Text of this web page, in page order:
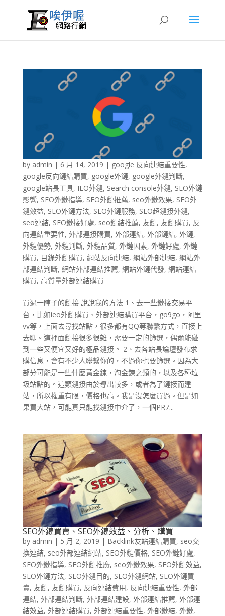
by admin | 6 月 14, 2019 | google 反向連結重要性,
google反向鏈結購買, google外鏈, google外鏈判斷,
google站長工具, IEO外鏈, Search console外鏈, SEO外鏈
影響, SEO外鏈指導, SEO外鏈推薦, seo外鏈效果, SEO外
鏈效益, SEO外鏈方法, SEO外鏈服務, SEO超鏈接外鏈,
seo連結, SEO鏈接好處, seo鏈結推薦, 友鏈, 友鏈購買, 反
向連結重要性, 外部連接購買, 外部連結, 外部鏈結, 外鏈,
外鏈優勢, 外鏈判斷, 外鏈品質, 外鏈因素, 外鏈好處, 外鏈
購買, 目錄外鏈購買, 網站反向連結, 網站外部連結, 網站外
部連結判斷, 網站外部連結推薦, 網站外鏈代發, 網站連結
購買, 高質量外部連結購買
買過一陣子的鏈接 說說我的方法 1、去一些鏈接交易平
台，比如ieo外鏈購買、外部連結購買平台，go9go，阿里
vv等，上面去尋找站點，很多都有QQ等聯繫方式，直接上
去聊。這裡面鏈接很多很雜，需要一定的篩選，偶爾能碰
到一些又便宜又好的極品鏈接。 2、去各站長論壇發布求
購信息，會有不少人聯繫你的，不過你也要篩選。因為大
部分可能是一些什麼黃金鍊，淘金鍊之類的，以及各種垃
圾站點的。這類鏈接由於導出較多，或者為了鏈接而建
站，所以權重有限，價格也高。我是沒怎麼買過。但是如
果買大站，可能真只能找鏈接中介了，一個PR7...
SEO外鏈買賣、SEO外鏈效益、分析、購買
by admin | 5 月 2, 2019 | Backlink友站連結購買, seo交
換連結, seo外部連結網站, SEO外鏈價格, SEO外鏈好處,
SEO外鏈指導, SEO外鏈推廣, seo外鏈效果, SEO外鏈效益,
SEO外鏈方法, SEO外鏈目的, SEO外鏈網站, SEO外鏈買
賣, 友鏈, 友鏈購買, 反向連結費用, 反向連結重要性, 外部
連結, 外部連結判斷, 外部連結建設, 外部連結推薦, 外部連
結效益, 外部連結購買, 外部連結重要性, 外部鏈結, 外鏈,